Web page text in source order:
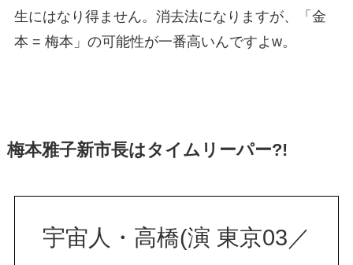
生にはなり得ません。消去法になりますが、「金
本 = 梅本」の可能性が一番高いんですよw。
梅本雅子新市長はタイムリーパー?!
宇宙人・高橋(演 東京03／